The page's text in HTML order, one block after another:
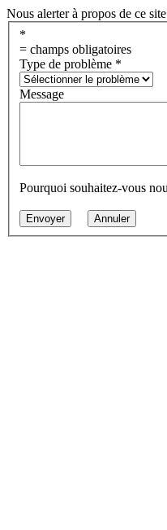
Nous alerter à propos de ce site
*
= champs obligatoires
Type de problème *
Message
Pourquoi souhaitez-vous